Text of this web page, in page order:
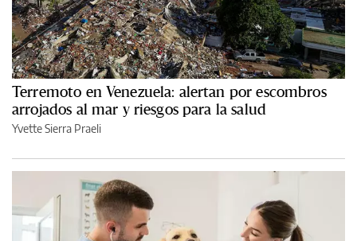
Terremoto en Venezuela: alertan por escombros
arrojados al mar y riesgos para la salud
Yvette Sierra Praeli